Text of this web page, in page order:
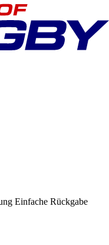
Einfache Rückgabe